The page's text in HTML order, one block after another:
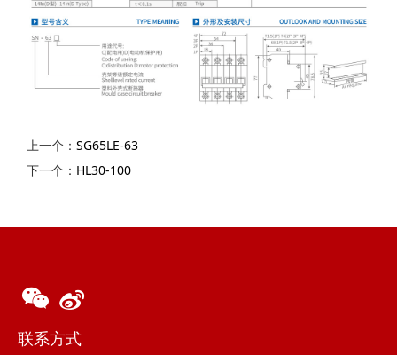
上一个： SG65LE-63
下一个： HL30-100
联系方式